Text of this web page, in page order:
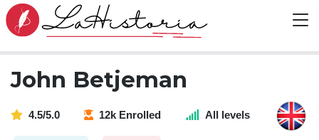
John Betjeman
4.5/5.0 12k Enrolled All levels